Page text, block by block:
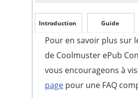
Introduction Guide
Pour en savoir plus sur
de Coolmuster ePub
vous encourageons à
page pour une FAQ